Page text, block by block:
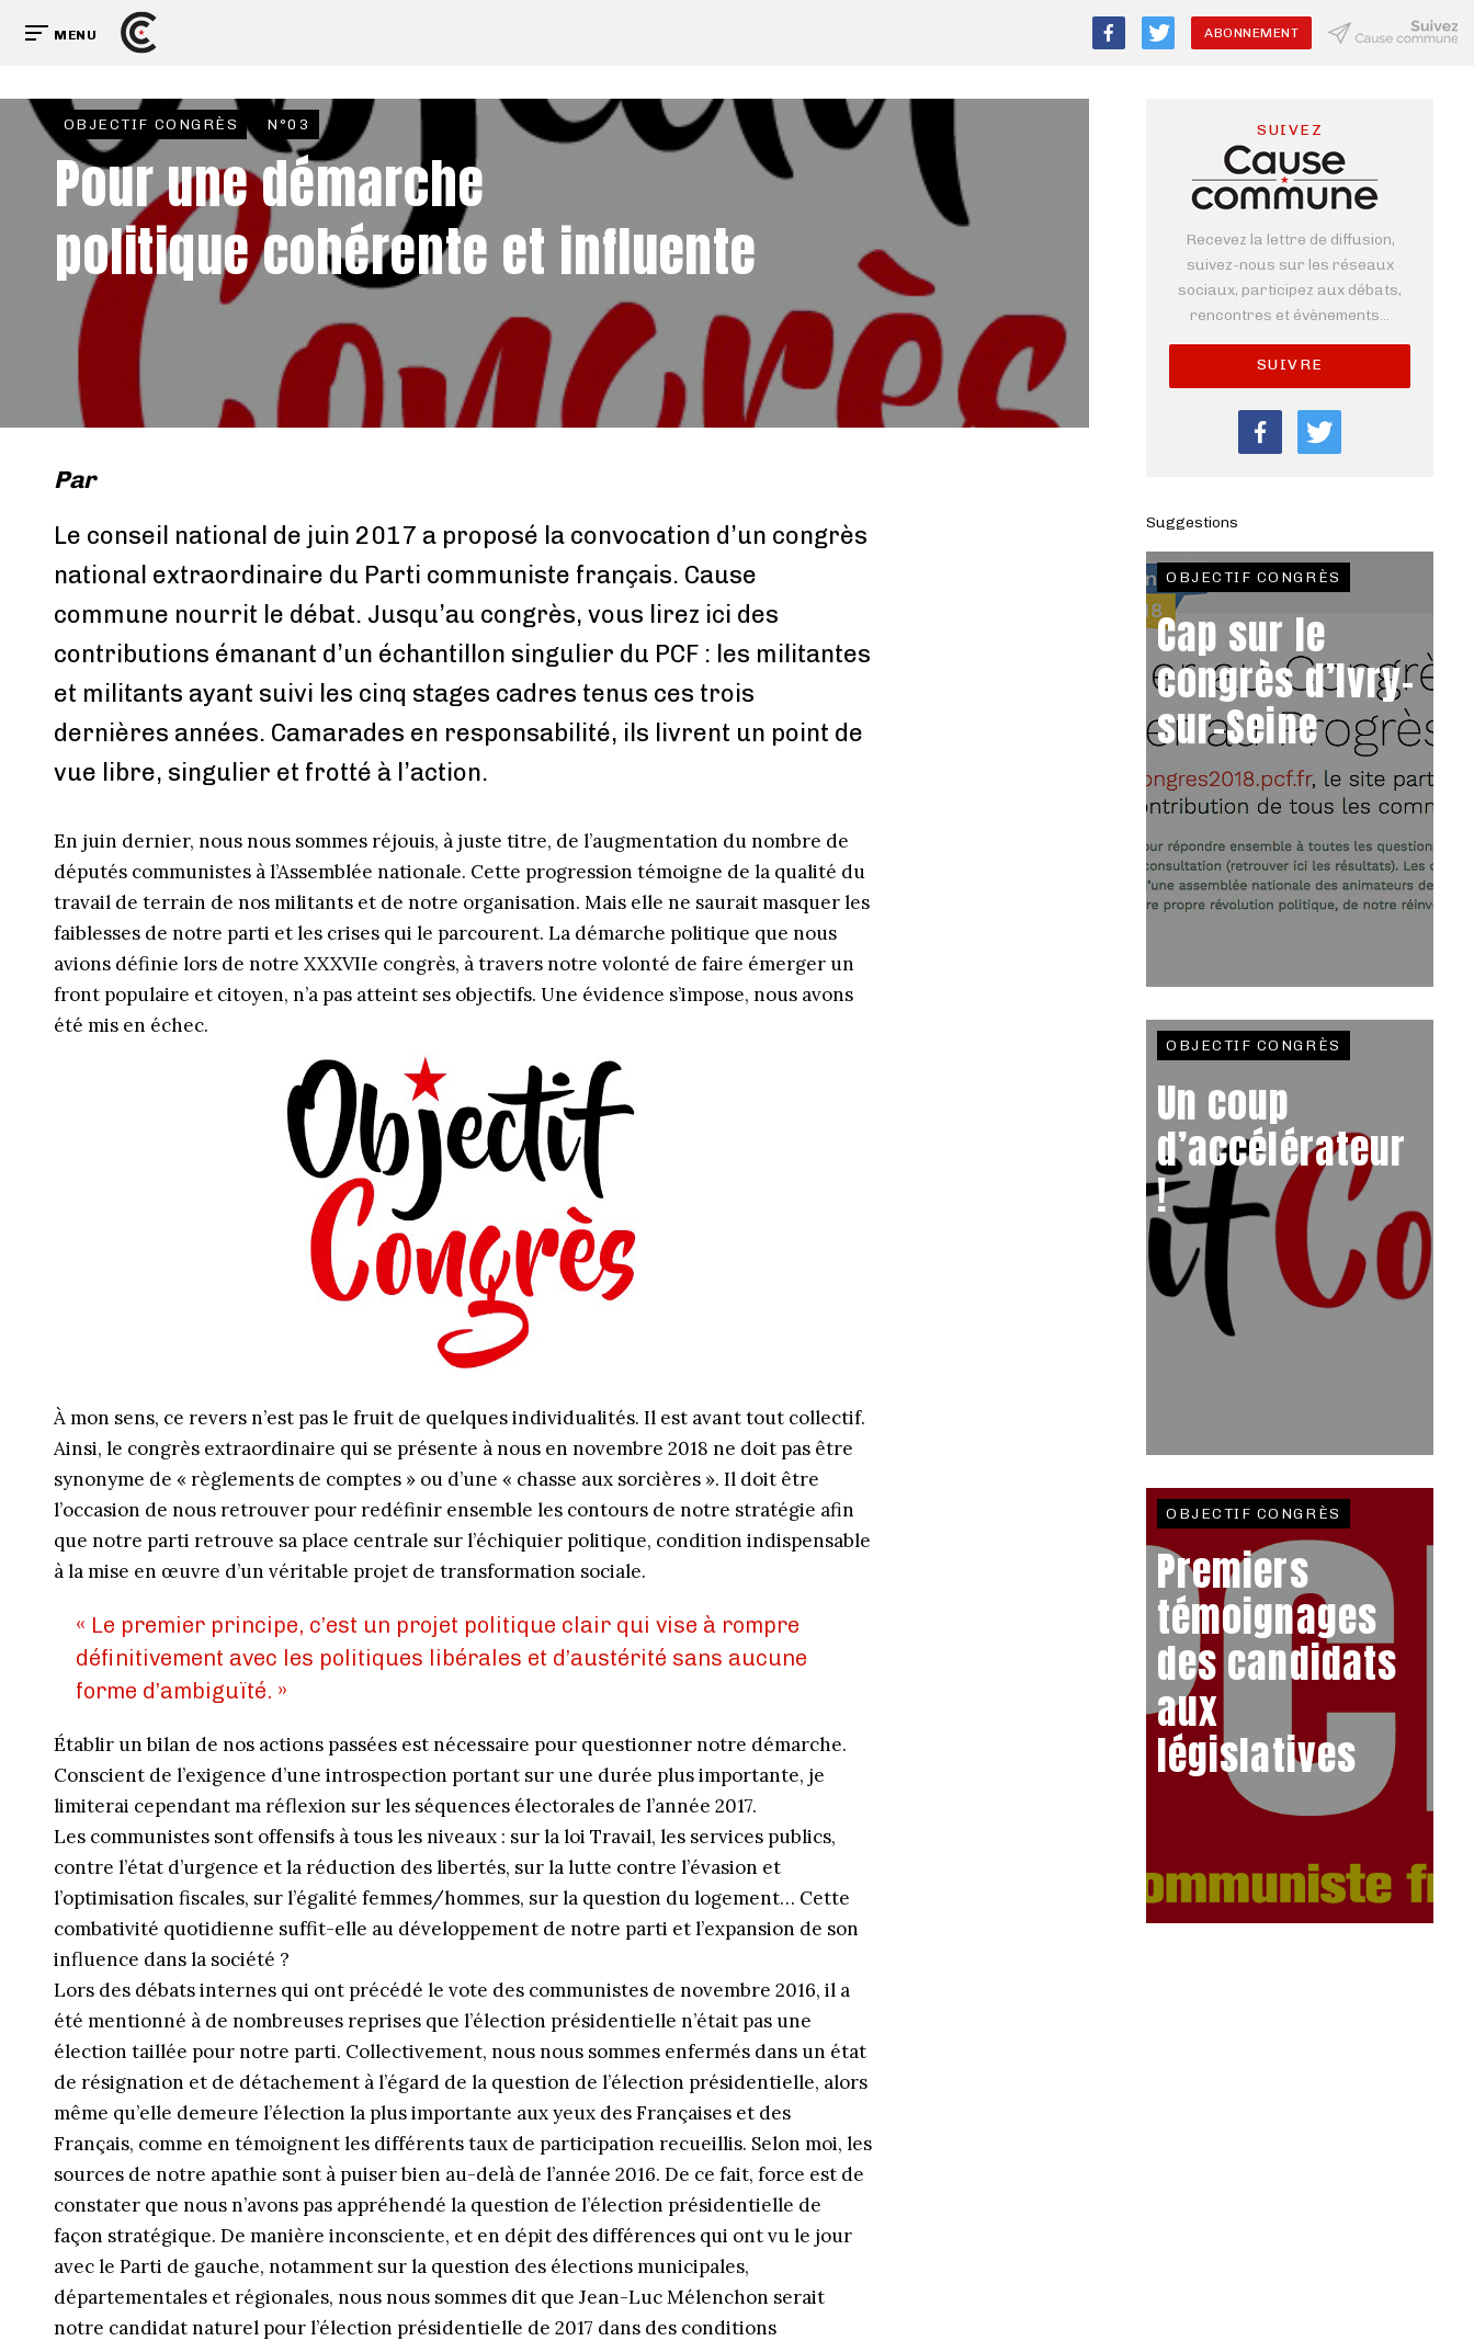
MENU ABONNEMENT
OBJECTIF CONGRÈS N°03
Pour une démarche
politique cohérente et influente
Par
Le conseil national de juin 2017 a proposé la convocation d’un congrès
national extraordinaire du Parti communiste français. Cause
commune nourrit le débat. Jusqu’au congrès, vous lirez ici des
contributions émanant d’un échantillon singulier du PCF : les militantes
et militants ayant suivi les cinq stages cadres tenus ces trois
dernières années. Camarades en responsabilité, ils livrent un point de
vue libre, singulier et frotté à l’action.
En juin dernier, nous nous sommes réjouis, à juste titre, de l’augmentation du nombre de
députés communistes à l’Assemblée nationale. Cette progression témoigne de la qualité du
travail de terrain de nos militants et de notre organisation. Mais elle ne saurait masquer les
faiblesses de notre parti et les crises qui le parcourent. La dé­marche politique que nous
avions définie lors de notre XXXVIIe congrès, à travers notre volonté de faire émerger un
front populaire et citoyen, n’a pas atteint ses objectifs. Une évidence s’impose, nous avons
été mis en échec.
À mon sens, ce revers n’est pas le fruit de quelques individualités. Il est avant tout collectif.
Ainsi, le congrès extraordinaire qui se présente à nous en novembre 2018 ne doit pas être
synonyme de « règlements de comptes » ou d’une « chasse aux sorcières ». Il doit être
l’occasion de nous retrouver pour redéfinir ensemble les contours de notre stratégie afin
que notre parti retrouve sa place centrale sur l’échiquier politique, condition indispensable
à la mise en œuvre d’un véritable projet de transformation sociale.
« Le premier principe, c’est un projet politique clair qui vise à rompre
définitivement avec les politiques libérales et d’austérité sans aucune
forme d’ambiguïté. »
Établir un bilan de nos actions passées est nécessaire pour questionner notre démarche.
Conscient de l’exigence d’une introspection portant sur une durée plus importante, je
limiterai cependant ma réflexion sur les séquences électorales de l’année 2017.
Les communistes sont offensifs à tous les niveaux : sur la loi Travail, les services publics,
contre l’état d’urgence et la réduction des libertés, sur la lutte contre l’évasion et
l’optimisation fiscales, sur l’égalité femmes/hommes, sur la question du logement… Cette
combativité quotidienne suffit-elle au développement de notre parti et l’expansion de son
influence dans la société ?
Lors des débats internes qui ont précédé le vote des communistes de novembre 2016, il a
été mentionné à de nombreuses reprises que l’élection présidentielle n’était pas une
élection taillée pour notre parti. Collectivement, nous nous sommes enfermés dans un état
de résignation et de détachement à l’égard de la question de l’élection présidentielle, alors
même qu’elle demeure l’élection la plus importante aux yeux des Françaises et des
Français, comme en témoignent les différents taux de participation recueillis. Selon moi, les
sources de notre apathie sont à puiser bien au-delà de l’année 2016. De ce fait, force est de
constater que nous n’avons pas appréhendé la question de l’élection présidentielle de
façon stratégique. De manière inconsciente, et en dépit des différences qui ont vu le jour
avec le Parti de gauche, notamment sur la question des élections municipales,
départementales et régionales, nous nous sommes dit que Jean-Luc Mélenchon serait
notre candidat naturel pour l’élection présidentielle de 2017 dans des conditions
SUIVEZ
Recevez la lettre de diffusion,
suivez-nous sur les réseaux
sociaux, participez aux débats,
rencontres et évènements...
SUIVRE
Suggestions
OBJECTIF CONGRÈS
Cap sur le
congrès d’Ivry-
sur-Seine
OBJECTIF CONGRÈS
Un coup
d’accélérateur
!
OBJECTIF CONGRÈS
Premiers
témoignages
des candidats
aux
législatives